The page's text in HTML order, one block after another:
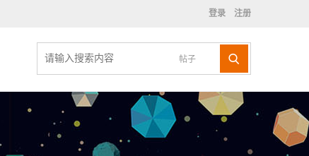
登录 注册
帖子